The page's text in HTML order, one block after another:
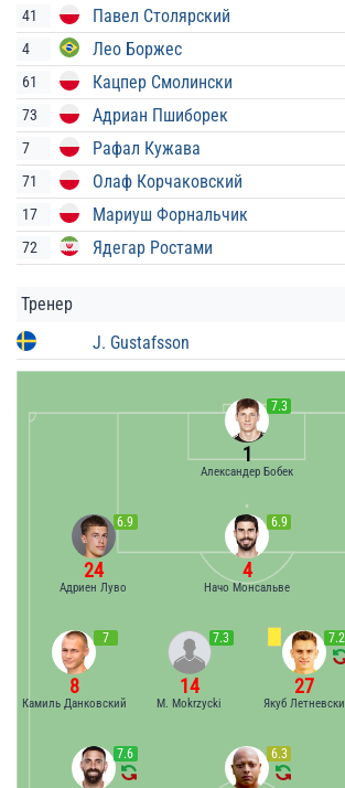
41 Павел Столярский
4 Лео Боржес
61 Кацпер Смолински
73 Адриан Пшиборек
7 Рафал Кужава
71 Олаф Корчаковский
17 Мариуш Форнальчик
72 Ядегар Ростами
Тренер
J. Gustafsson
7.3
1
Александер Бобек
6.9
4
Начо Монсальве
6.9
24
Адриен Луво
7.2
27
Якуб Летневски
7.3
14
M. Mokrzycki
7
8
Камиль Данковский
6.3
7.6